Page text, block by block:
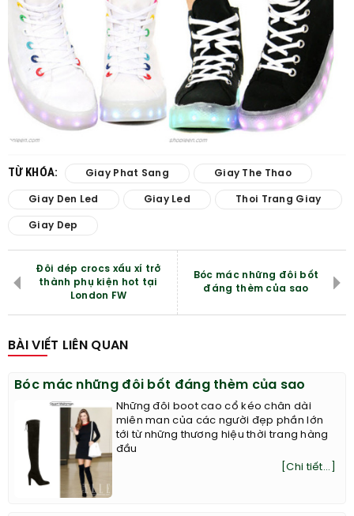
TỪ KHÓA: Giay Phat Sang Giay The Thao
Giay Den Led Giay Led Thoi Trang Giay
Giay Dep
Đôi dép crocs xấu xí trở
thành phụ kiện hot tại
London FW
Bóc mác những đôi bốt
đáng thèm của sao
BÀI VIẾT LIÊN QUAN
Bóc mác những đôi bốt đáng thèm của sao
Những đôi boot cao cổ kéo chân dài
miên man của các người đẹp phần lớn
tới từ những thương hiệu thời trang hàng
đầu
[Chi tiết...]